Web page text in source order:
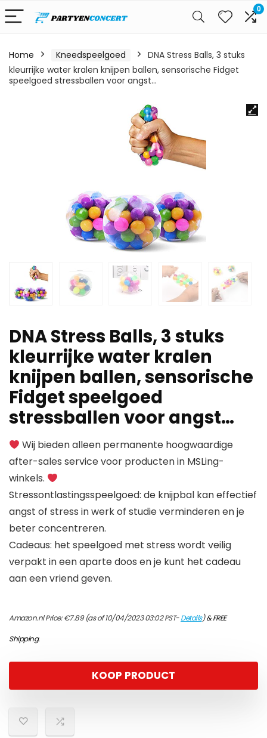
0
Home Kneedspeelgoed
DNA Stress Balls, 3 stuks
kleurrijke water kralen knijpen ballen, sensorische Fidget
speelgoed stressballen voor angst…
DNA Stress Balls, 3 stuks
kleurrijke water kralen
knijpen ballen, sensorische
Fidget speelgoed
stressballen voor angst…
Wij bieden alleen permanente hoogwaardige
after-sales service voor producten in MSLing-
winkels.
Stressontlastingsspeelgoed: de knijpbal kan effectief
angst of stress in werk of studie verminderen en je
beter concentreren.
Cadeaus: het speelgoed met stress wordt veilig
verpakt in een aparte doos en je kunt het cadeau
aan een vriend geven.
Amazon.nl Price:€7.89(as of 10/04/2023 03:02 PST-Details)&FREE
Shipping.
KOOP PRODUCT